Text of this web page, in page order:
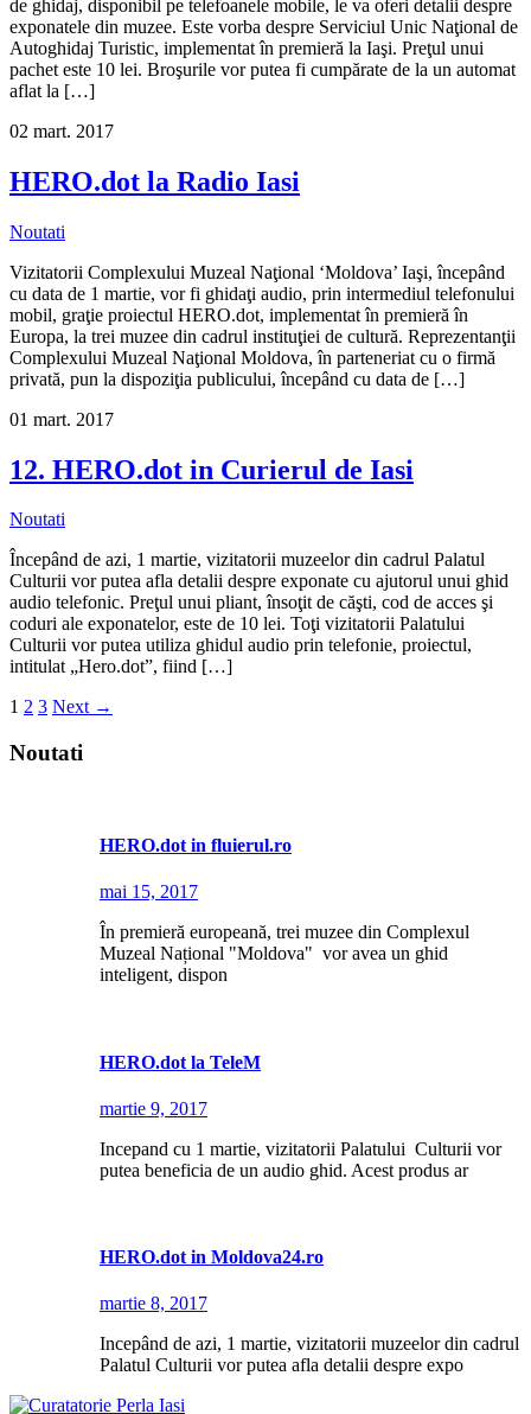
de ghidaj, disponibil pe telefoanele mobile, le va oferi detalii despre
exponatele din muzee. Este vorba despre Serviciul Unic Naţional de
Autoghidaj Turistic, implementat în premieră la Iaşi. Preţul unui
pachet este 10 lei. Broşurile vor putea fi cumpărate de la un automat
aflat la […]
02 mart. 2017
HERO.dot la Radio Iasi
Noutati
Vizitatorii Complexului Muzeal Naţional ‘Moldova’ Iaşi, începând
cu data de 1 martie, vor fi ghidaţi audio, prin intermediul telefonului
mobil, graţie proiectul HERO.dot, implementat în premieră în
Europa, la trei muzee din cadrul instituţiei de cultură. Reprezentanţii
Complexului Muzeal Naţional Moldova, în parteneriat cu o firmă
privată, pun la dispoziţia publicului, începând cu data de […]
01 mart. 2017
12. HERO.dot in Curierul de Iasi
Noutati
Începând de azi, 1 martie, vizitatorii muzeelor din cadrul Palatul
Culturii vor putea afla detalii despre exponate cu ajutorul unui ghid
audio telefonic. Preţul unui pliant, însoţit de căşti, cod de acces şi
coduri ale exponatelor, este de 10 lei. Toţi vizitatorii Palatului
Culturii vor putea utiliza ghidul audio prin telefonie, proiectul,
intitulat „Hero.dot”, fiind […]
1 2 3 Next →
Noutati
HERO.dot in fluierul.ro
mai 15, 2017
În premieră europeană, trei muzee din Complexul
Muzeal Național "Moldova" vor avea un ghid
inteligent, dispon
HERO.dot la TeleM
martie 9, 2017
Incepand cu 1 martie, vizitatorii Palatului Culturii vor
putea beneficia de un audio ghid. Acest produs ar
HERO.dot in Moldova24.ro
martie 8, 2017
Incepând de azi, 1 martie, vizitatorii muzeelor din cadrul
Palatul Culturii vor putea afla detalii despre expo